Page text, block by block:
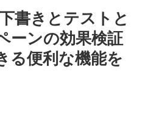
方
流れ
書きとテストと
ーンの効果検証
る便利な機能を